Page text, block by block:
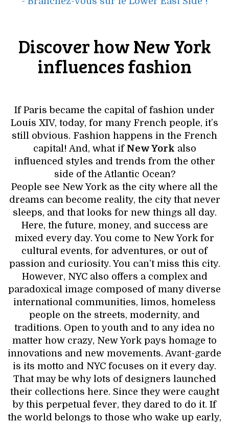
Discover how New York
influences fashion
If Paris became the capital of fashion under
Louis XIV, today, for many French people, it’s
still obvious. Fashion happens in the French
capital! And, what if New York also
influenced styles and trends from the other
side of the Atlantic Ocean?
People see New York as the city where all the
dreams can become reality, the city that never
sleeps, and that looks for new things all day.
Here, the future, money, and success are
mixed every day. You come to New York for
cultural events, for adventures, or out of
passion and curiosity. You can’t miss this city.
However, NYC also offers a complex and
paradoxical image composed of many diverse
international communities, limos, homeless
people on the streets, modernity, and
traditions. Open to youth and to any idea no
matter how crazy, New York pays homage to
innovations and new movements. Avant-garde
is its motto and NYC focuses on it every day.
That may be why lots of designers launched
their collections here. Since they were caught
by this perpetual fever, they dared to do it. If
the world belongs to those who wake up early,